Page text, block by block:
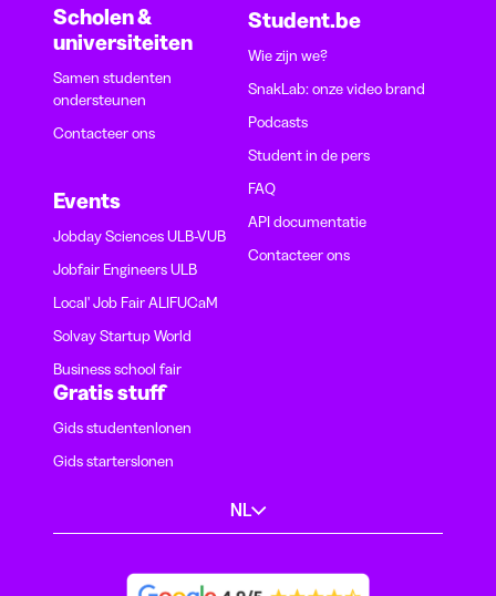
Scholen &
universiteiten
Samen studenten
ondersteunen
Contacteer ons
Events
Jobday Sciences ULB-VUB
Jobfair Engineers ULB
Local' Job Fair ALIFUCaM
Solvay Startup World
Business school fair
Student.be
Wie zijn we?
SnakLab: onze video brand
Podcasts
Student in de pers
FAQ
API documentatie
Contacteer ons
Gratis stuff
Gids studentenlonen
Gids starterslonen
NL